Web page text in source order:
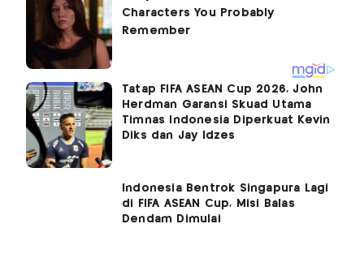
Tatap FIFA ASEAN Cup 2026, John
Herdman Garansi Skuad Utama
Timnas Indonesia Diperkuat Kevin
Diks dan Jay Idzes
Indonesia Bentrok Singapura Lagi
di FIFA ASEAN Cup, Misi Balas
Dendam Dimulai